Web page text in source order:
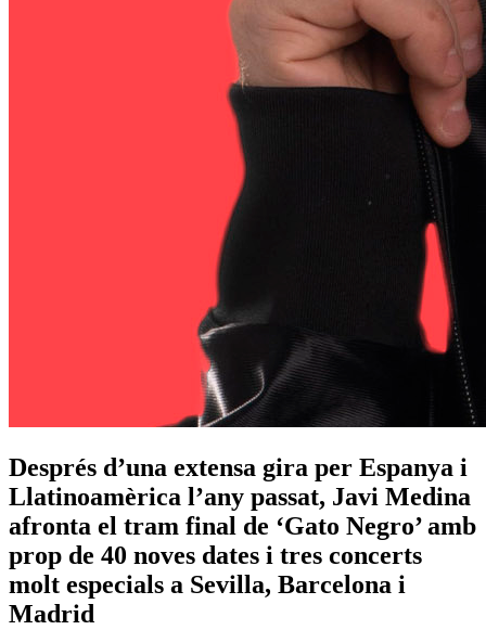
Després d’una extensa gira per Espanya i
Llatinoamèrica l’any passat, Javi Medina
afronta el tram final de ‘Gato Negro’ amb
prop de 40 noves dates i tres concerts
molt especials a Sevilla, Barcelona i
Madrid